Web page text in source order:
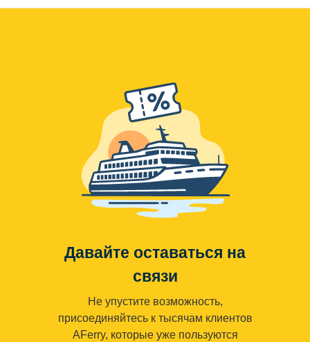
Давайте оставаться на
связи
Не упустите возможность,
присоединяйтесь к тысячам клиентов
AFerry, которые уже пользуются